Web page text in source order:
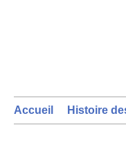
Accueil Histoire